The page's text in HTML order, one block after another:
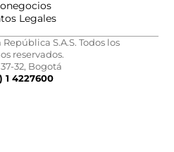
Legales
S.A.S. Todos los
reservados.
37-32, Bogotá
1 4227600